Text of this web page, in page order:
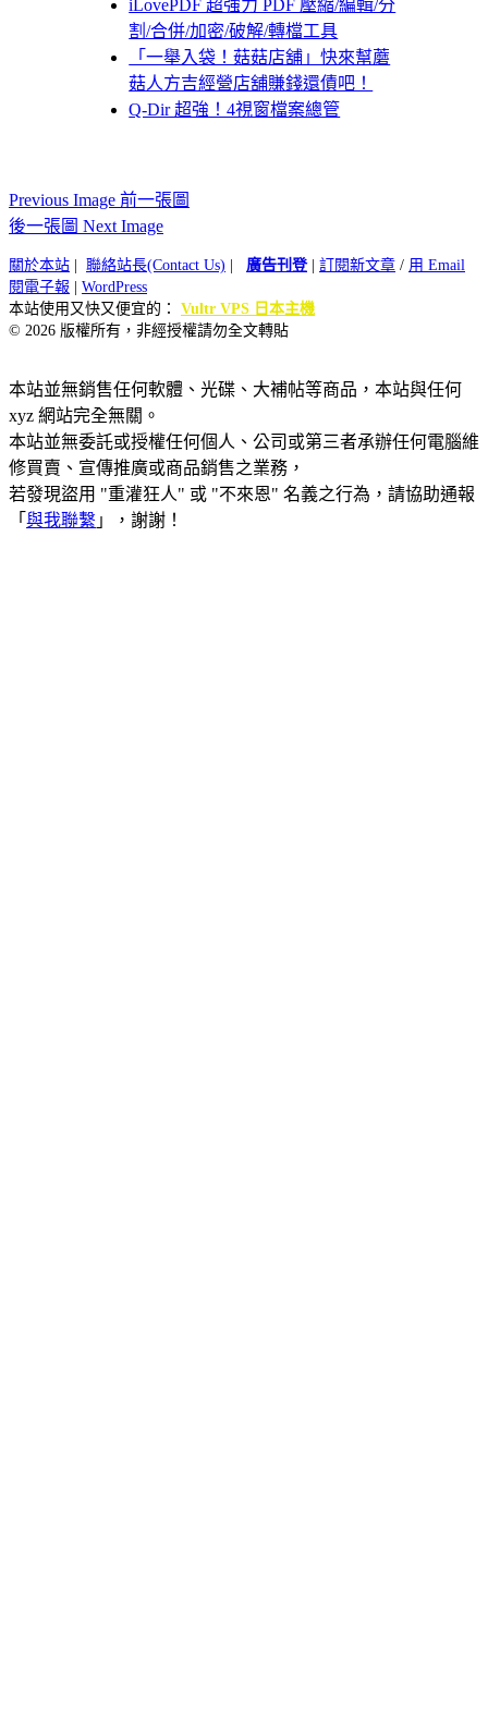
iLovePDF 超強力 PDF 壓縮/編輯/分
割/合併/加密/破解/轉檔工具
「一舉入袋！菇菇店舖」快來幫蘑
菇人方吉經營店舖賺錢還債吧！
Q-Dir 超強！4視窗檔案總管
Previous Image 前一張圖
後一張圖 Next Image
關於本站 聯絡站長(Contact Us) 廣告刊登| 訂閱新文章 / 用 Email
閱電子報
WordPress
本站使用又快又便宜的： Vultr VPS 日本主機
© 2026 版權所有，非經授權請勿全文轉貼
本站並無銷售任何軟體、光碟、大補帖等商品，本站與任何
xyz 網站完全無關。
本站並無委託或授權任何個人、公司或第三者承辦任何電腦維
修買賣、宣傳推廣或商品銷售之業務，
若發現盜用 "重灌狂人" 或 "不來恩" 名義之行為，請協助通報
「 與我聯繫 」，謝謝！